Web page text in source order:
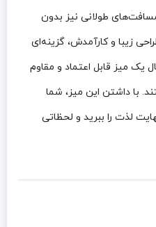
طولانی نیز بدون
زیبا و کارآمدش، گزینه‌ای
یک میز قابل اعتماد و مقاوم
با داشتن این میز، شما
لذت را ببرید و لحظاتی